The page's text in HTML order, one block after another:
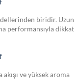
biridir. Uzun
performansıyla dikkat
ve yüksek aroma